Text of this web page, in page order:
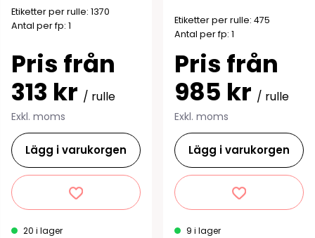
Etiketter per rulle: 1370
Antal per fp: 1
Pris från
313 kr / rulle
Exkl. moms
Lägg i varukorgen
20 i lager
Etiketter per rulle: 475
Antal per fp: 1
Pris från
985 kr / rulle
Exkl. moms
Lägg i varukorgen
9 i lager